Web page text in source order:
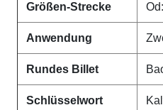
Größen-Strecke
Anwendung
Rundes Billet
Schlüsselwort